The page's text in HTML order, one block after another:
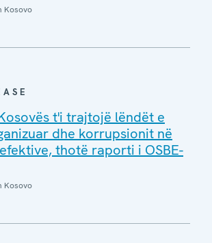
Kosovo
t'i trajtojë lëndët e
dhe korrupsionit në
thotë raporti i OSBE-
Kosovo